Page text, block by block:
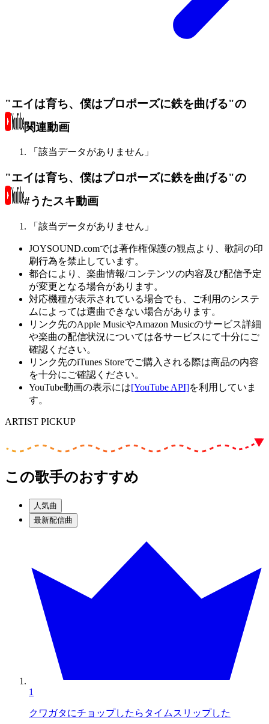
"エイは育ち、僕はプロポーズに鉄を曲げる"の
関連動画
「該当データがありません」
"エイは育ち、僕はプロポーズに鉄を曲げる"の
#うたスキ動画
「該当データがありません」
JOYSOUND.comでは著作権保護の観点より、歌詞の印
刷行為を禁止しています。
都合により、楽曲情報/コンテンツの内容及び配信予定
が変更となる場合があります。
対応機種が表示されている場合でも、ご利用のシステ
ムによっては選曲できない場合があります。
リンク先のApple MusicやAmazon Musicのサービス詳細
や楽曲の配信状況については各サービスにて十分にご
確認ください。
リンク先のiTunes Storeでご購入される際は商品の内容
を十分にご確認ください。
YouTube動画の表示には[YouTube API]を利用していま
す。
ARTIST PICKUP
この歌手のおすすめ
人気曲
最新配信曲
1
クワガタにチョップしたらタイムスリップした